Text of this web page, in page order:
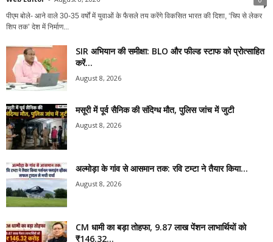
पीएम बोले- आने वाले 30-35 वर्षों में युवाओं के फैसले तय करेंगे विकसित भारत की दिशा, ‘चिप से लेकर
शिप तक’ देश में निर्माण...
SIR अभियान की समीक्षा: BLO और फील्ड स्टाफ को प्रोत्साहित
करें...
August 8, 2026
मसूरी में पूर्व सैनिक की संदिग्ध मौत, पुलिस जांच में जुटी
August 8, 2026
अल्मोड़ा के गांव से आसमान तक: रवि टम्टा ने तैयार किया...
August 8, 2026
CM धामी का बड़ा तोहफा, 9.87 लाख पेंशन लाभार्थियों को
₹146.32...